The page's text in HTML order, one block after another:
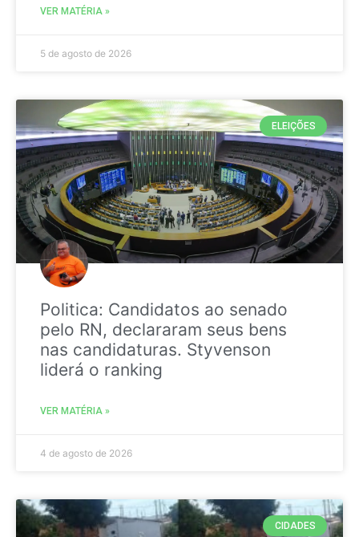
VER MATÉRIA »
5 de agosto de 2026
ELEIÇÕES
Politica: Candidatos ao senado
pelo RN, declararam seus bens
nas candidaturas. Styvenson
liderá o ranking
VER MATÉRIA »
4 de agosto de 2026
CIDADES